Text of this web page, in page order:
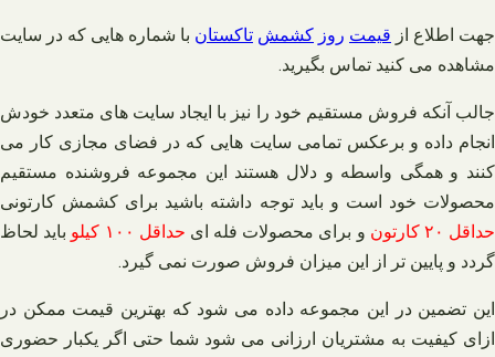
جهت اطلاع از قیمت روز کشمش تاکستان با شماره هایی که در سایت
مشاهده می کنید تماس بگیرید.
جالب آنکه فروش مستقیم خود را نیز با ایجاد سایت های متعدد خودش
انجام داده و برعکس تمامی سایت هایی که در فضای مجازی کار می‌
کنند و همگی واسطه و دلال هستند این مجموعه فروشنده مستقیم
محصولات خود است و باید توجه داشته باشید برای کشمش کارتونی
حداقل ۲۰ کارتون
و برای محصولات فله ای حداقل ۱۰۰ کیلو
باید لحاظ
گردد و پایین تر از این میزان فروش صورت نمی گیرد.
این تضمین در این مجموعه داده می‌ شود که بهترین قیمت ممکن در
ازای کیفیت به مشتریان ارزانی می شود شما حتی اگر یکبار حضوری